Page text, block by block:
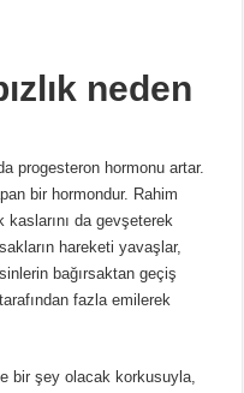
neden
progesteron hormonu artar.
bir hormondur. Rahim
kaslarını da gevşeterek
hareketi yavaşlar,
bağırsaktan geçiş
fazla emilerek
bir şey olacak korkusuyla,